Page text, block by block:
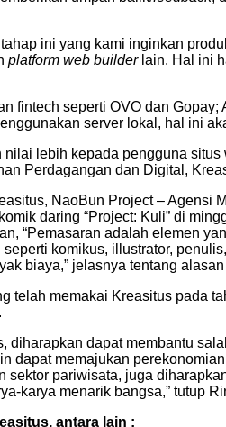
tahap ini yang kami inginkan
platform web builderlain. Hal ini
fintech seperti OVO dan
server lokal, hal ini
nilai lebih kepada pengguna
Perdagangan dan Digital,
NaoBun Project –
daring “Project: Kuli” di
“Pemasaran adalah elemen
komikus, illustrator,
biaya,” jelasnya tentang
telah memakai Kreasitus pada
diharapkan dapat membantu
dapat memajukan
sektor pariwisata, juga
karya menarik bangsa,” tutup
antara lain :